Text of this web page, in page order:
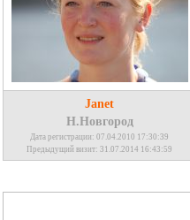
Janet
Н.Новгород
Дата регистрации: 07.04.2010 17:30:39
Предыдущий визит: 31.07.2014 16:43:59